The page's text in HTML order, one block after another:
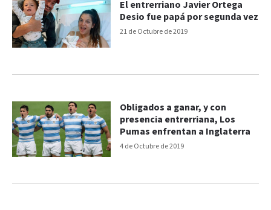
21 de Octubre de 2019
El entrerriano Javier Ortega
Desio fue papá por segunda vez
4 de Octubre de 2019
Obligados a ganar, y con
presencia entrerriana, Los
Pumas enfrentan a Inglaterra